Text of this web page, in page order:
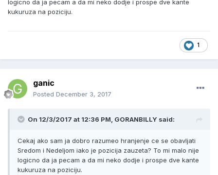
logicno da ja pecam a da mi neko dodje i prospe dve kante
kukuruza na poziciju.
1
ganic
Posted December 3, 2017
On 12/3/2017 at 12:36 PM, GORANBILLY said:
Cekaj ako sam ja dobro razumeo hranjenje ce se obavljati
Sredom i Nedeljom iako je pozicija zauzeta? To mi malo nije
logicno da ja pecam a da mi neko dodje i prospe dve kante
kukuruza na poziciju.